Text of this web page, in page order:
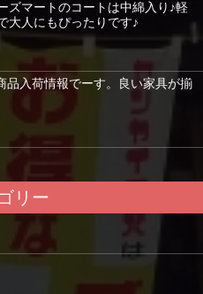
ズマートのコートは中綿入り♪軽
大人にもぴったりです♪
品入荷情報でーす。良い家具が揃
リー